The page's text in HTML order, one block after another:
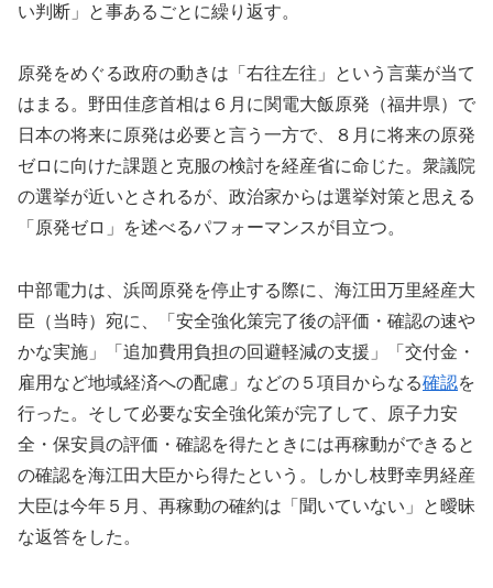
い判断」と事あるごとに繰り返す。
原発をめぐる政府の動きは「右往左往」という言葉が当て
はまる。野田佳彦首相は６月に関電大飯原発（福井県）で
日本の将来に原発は必要と言う一方で、８月に将来の原発
ゼロに向けた課題と克服の検討を経産省に命じた。衆議院
の選挙が近いとされるが、政治家からは選挙対策と思える
「原発ゼロ」を述べるパフォーマンスが目立つ。
中部電力は、浜岡原発を停止する際に、海江田万里経産大
臣（当時）宛に、「安全強化策完了後の評価・確認の速や
かな実施」「追加費用負担の回避軽減の支援」「交付金・
雇用など地域経済への配慮」などの５項目からなる確認を
行った。そして必要な安全強化策が完了して、原子力安
全・保安員の評価・確認を得たときには再稼動ができると
の確認を海江田大臣から得たという。しかし枝野幸男経産
大臣は今年５月、再稼動の確約は「聞いていない」と曖昧
な返答をした。